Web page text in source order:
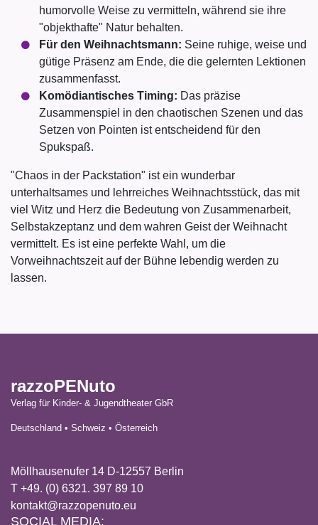
humorvolle Weise zu vermitteln, während sie ihre
"objekthafte" Natur behalten.
Für den Weihnachtsmann: Seine ruhige, weise und
gütige Präsenz am Ende, die die gelernten Lektionen
zusammenfasst.
Komödiantisches Timing: Das präzise
Zusammenspiel in den chaotischen Szenen und das
Setzen von Pointen ist entscheidend für den
Spukspaß.
"Chaos in der Packstation" ist ein wunderbar
unterhaltsames und lehrreiches Weihnachtsstück, das mit
viel Witz und Herz die Bedeutung von Zusammenarbeit,
Selbstakzeptanz und dem wahren Geist der Weihnacht
vermittelt. Es ist eine perfekte Wahl, um die
Vorweihnachtszeit auf der Bühne lebendig werden zu
lassen.
razzoPENuto
Verlag für Kinder- & Jugendtheater GbR
Deutschland • Schweiz • Österreich
Möllhausenufer 14 D-12557 Berlin
T +49. (0) 6321. 397 89 10
kontakt@razzopenuto.eu
SOCIAL MEDIA: